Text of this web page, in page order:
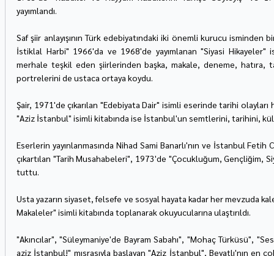
yayımlandı.
Saf şiir anlayışının Türk edebiyatındaki iki önemli kurucu
İstiklal Harbi" 1966'da ve 1968'de yayımlanan "Siyasi Hikayeler"
merhale teşkil eden şiirlerinden başka, makale, deneme, hatıra,
portrelerini de ustaca ortaya koydu.
Şair, 1971'de çıkarılan "Edebiyata Dair" isimli eserinde tarihi
"Aziz İstanbul" isimli kitabında ise İstanbul'un semtlerini, tarihini,
Eserlerin yayınlanmasında Nihad Sami Banarlı'nın ve İstanbul
çıkartılan "Tarih Musahabeleri", 1973'de "Çocukluğum, Gençliğim,
tuttu.
Usta yazarın siyaset, felsefe ve sosyal hayata kadar her mevzuda
Makaleler" isimli kitabında toplanarak okuyucularına ulaştırıldı.
"Akıncılar", "Süleymaniye'de Bayram Sabahı", "Mohaç Türküsü",
aziz İstanbul!" mısrasıyla başlayan "Aziz İstanbul", Beyatlı'nın